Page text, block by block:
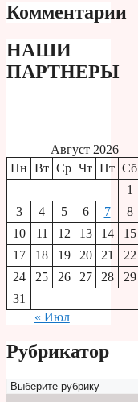
Комментарии
НАШИ
ПАРТНЕРЫ
Август 2026
Пн Вт Ср Чт Пт Сб
1
3
4 5 6 7 8
10
11 12 13 14 15
17
18 19 20 21 22
24
25 26 27 28 29
31
« Июл
Рубрикатор
Рубрикатор